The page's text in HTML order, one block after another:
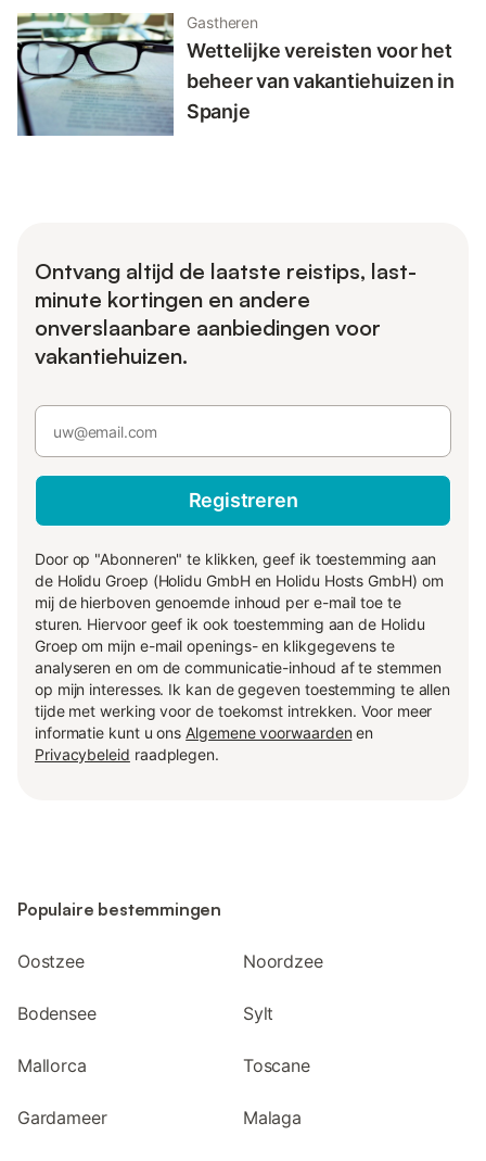
Gastheren
Wettelijke vereisten voor het
beheer van vakantiehuizen in
Spanje
Ontvang altijd de laatste reistips, last-
minute kortingen en andere
onverslaanbare aanbiedingen voor
vakantiehuizen.
Registreren
Door op "Abonneren" te klikken, geef ik toestemming aan
de Holidu Groep (Holidu GmbH en Holidu Hosts GmbH) om
mij de hierboven genoemde inhoud per e-mail toe te
sturen. Hiervoor geef ik ook toestemming aan de Holidu
Groep om mijn e-mail openings- en klikgegevens te
analyseren en om de communicatie-inhoud af te stemmen
op mijn interesses. Ik kan de gegeven toestemming te allen
tijde met werking voor de toekomst intrekken. Voor meer
informatie kunt u onsAlgemene voorwaarden en
Privacybeleid raadplegen.
Populaire bestemmingen
Oostzee Noordzee
Bodensee Sylt
Mallorca Toscane
Gardameer Malaga